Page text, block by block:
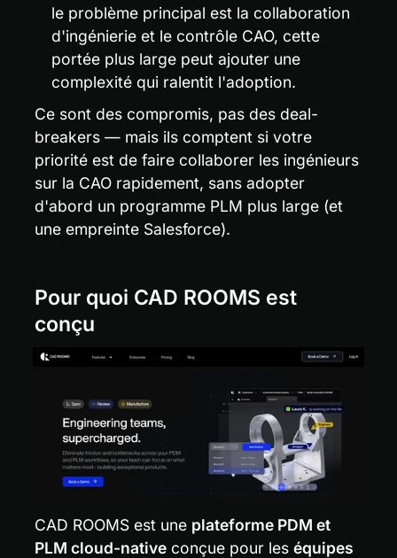
le problème principal est la collaboration
d'ingénierie et le contrôle CAO, cette
portée plus large peut ajouter une
complexité qui ralentit l'adoption.
Ce sont des compromis, pas des deal-
breakers — mais ils comptent si votre
priorité est de faire collaborer les ingénieurs
sur la CAO rapidement, sans adopter
d'abord un programme PLM plus large (et
une empreinte Salesforce).
Pour quoi CAD ROOMS est
conçu
CAD ROOMS est une plateforme PDM et
PLM cloud-native conçue pour les équipes